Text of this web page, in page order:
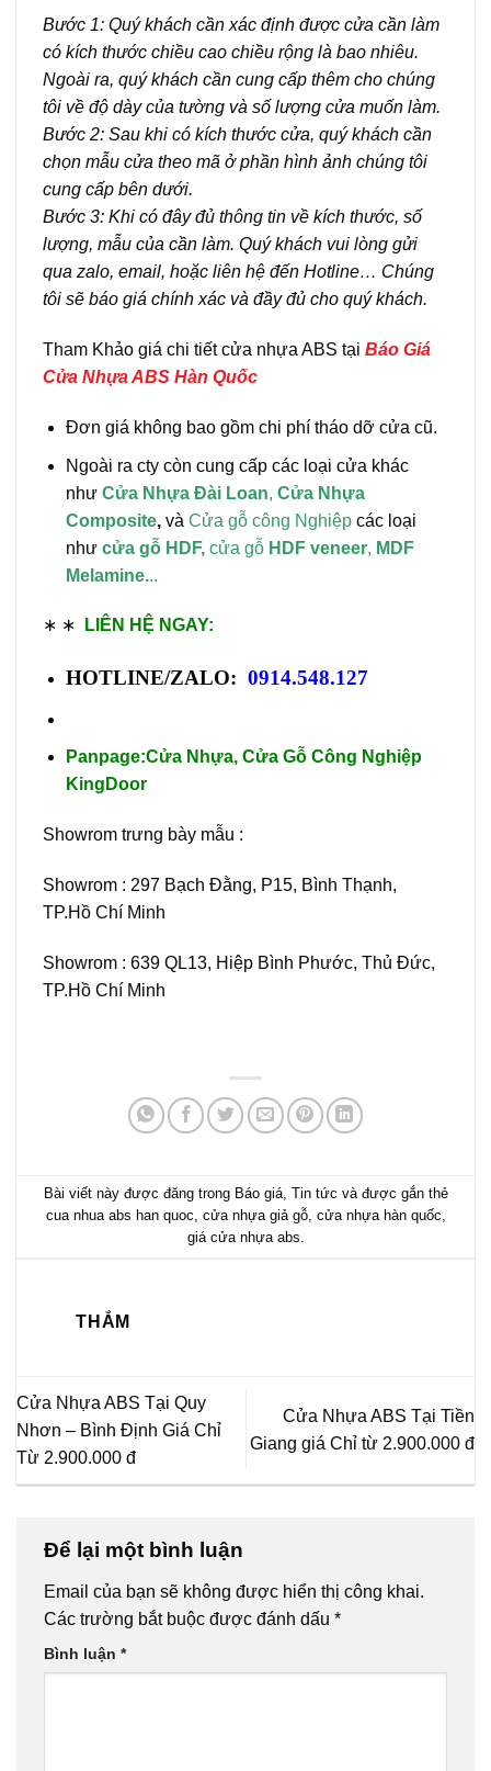
Bước 1: Quý khách cần xác định được cửa cần làm
có kích thước chiều cao chiều rộng là bao nhiêu.
Ngoài ra, quý khách cần cung cấp thêm cho chúng
tôi về độ dày của tường và số lượng cửa muốn làm.
Bước 2: Sau khi có kích thước cửa, quý khách cần
chọn mẫu cửa theo mã ở phần hình ảnh chúng tôi
cung cấp bên dưới.
Bước 3: Khi có đây đủ thông tin về kích thước, số
lượng, mẫu của cần làm. Quý khách vui lòng gửi
qua zalo, email, hoặc liên hệ đến Hotline… Chúng
tôi sẽ báo giá chính xác và đầy đủ cho quý khách.
Tham Khảo giá chi tiết cửa nhựa ABS tại Báo Giá
Cửa Nhựa ABS Hàn Quốc
Đơn giá không bao gồm chi phí tháo dỡ cửa cũ.
Ngoài ra cty còn cung cấp các loại cửa khác
như Cửa Nhựa Đài Loan, Cửa Nhựa
Composite,và Cửa gỗ công Nghiệpcác loại
như cửa gỗ HDF, cửa gỗ HDF veneer, MDF
Melamine...
∗ ∗ LIÊN HỆ NGAY:
HOTLINE/ZALO: 0914.548.127
Panpage:Cửa Nhựa, Cửa Gỗ Công Nghiệp
KingDoor
Showrom trưng bày mẫu :
Showrom : 297 Bạch Đằng, P15, Bình Thạnh,
TP.Hồ Chí Minh
Showrom : 639 QL13, Hiệp Bình Phước, Thủ Đức,
TP.Hồ Chí Minh
Bài viết này được đăng trong Báo giá, Tin tức và được gắn thẻ
cua nhua abs han quoc cửa nhựa giả gỗ, cửa nhựa hàn quốc
giá cửa nhựa abs
THẮM
Cửa Nhựa ABS Tại Quy
Nhơn – Bình Định Giá Chỉ
Từ 2.900.000 đ
Cửa Nhựa ABS Tại Tiền
Giang giá Chỉ từ 2.900.000 đ
Để lại một bình luận
Email của bạn sẽ không được hiển thị công khai.
Các trường bắt buộc được đánh dấu *
Bình luận *